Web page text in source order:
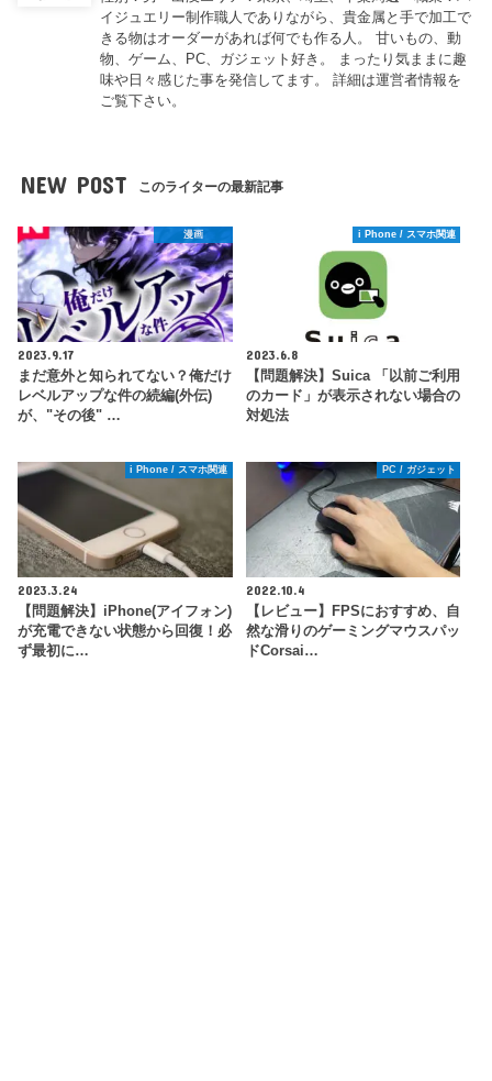
イジュエリー制作職人でありながら、貴金属と手で加工で
きる物はオーダーがあれば何でも作る人。 甘いもの、動
物、ゲーム、PC、ガジェット好き。 まったり気ままに趣
味や日々感じた事を発信してます。 詳細は運営者情報を
ご覧下さい。
NEW POST このライターの最新記事
漫画
2023.9.17
まだ意外と知られてない？俺だけ
レベルアップな件の続編(外伝)
が、"その後" …
i Phone / スマホ関連
2023.6.8
【問題解決】Suica 「以前ご利用
のカード」が表示されない場合の
対処法
i Phone / スマホ関連
2023.3.24
【問題解決】iPhone(アイフォン)
が充電できない状態から回復！必
ず最初に…
PC / ガジェット
2022.10.4
【レビュー】FPSにおすすめ、自
然な滑りのゲーミングマウスパッ
ドCorsai…